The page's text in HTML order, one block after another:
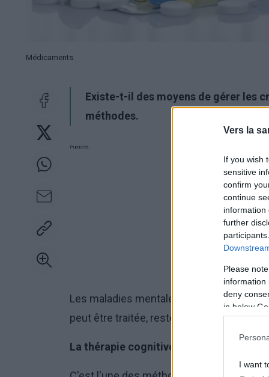
Vers la
If you wish
sensitive
confirm
continue
information
further
Please
information
deny
in below
I want
Médicaments
Existe-t-il des moyens de gérer les
méthodes.
Publicité:
Les maladies mentales sont le lot de
peut être traitée, reste à trouver labonne
La thérapie cognitivo-